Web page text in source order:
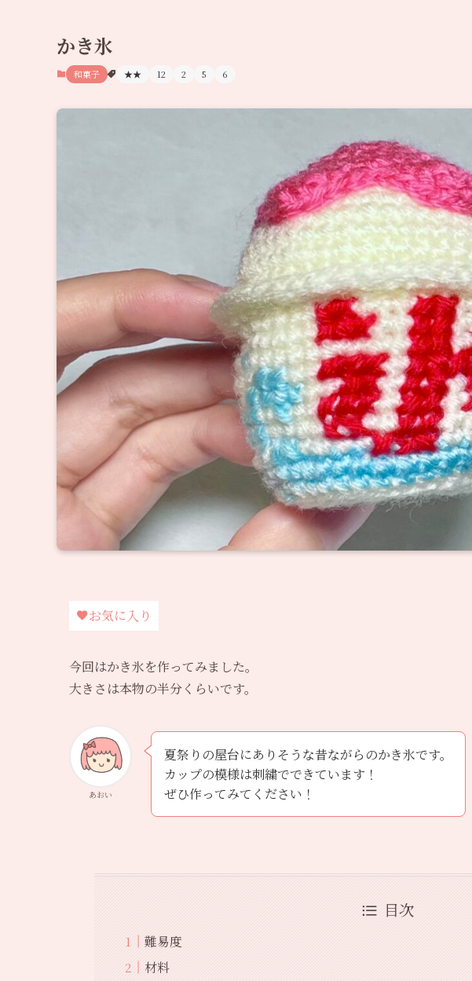
かき氷
和菓子 ★★ 12 2 5 6
お気に入り
今回はかき氷を作ってみました。
大きさは本物の半分くらいです。
あおい
夏祭りの屋台にありそうな昔ながらのかき氷です。
カップの模様は刺繍でできています！
ぜひ作ってみてください！
目次
難易度
材料